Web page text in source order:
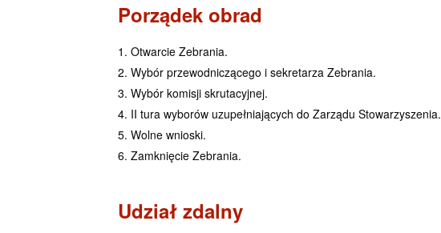
Porządek obrad
Otwarcie Zebrania.
Wybór przewodniczącego i sekretarza Zebrania.
Wybór komisji skrutacyjnej.
II tura wyborów uzupełniających do Zarządu Stowarzyszenia.
Wolne wnioski.
Zamknięcie Zebrania.
Udział zdalny